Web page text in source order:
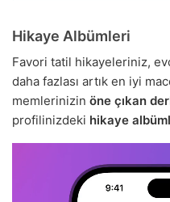
Hikaye Albümleri
Favori tatil hikayeleriniz,
daha fazlası artık en iyi
memlerinizin öne çıkan
profilinizdeki hikaye